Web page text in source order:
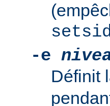
-e
Définit